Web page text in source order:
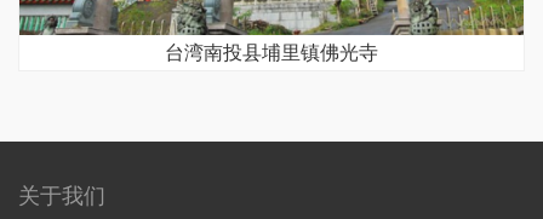
台湾南投县埔里镇佛光寺
关于我们